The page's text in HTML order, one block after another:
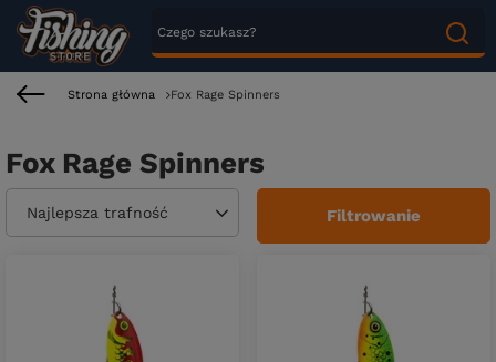
Strona główna Fox Rage Spinners
Fox Rage Spinners
Zmień sortowanie
Najlepsza trafność Filtrowanie